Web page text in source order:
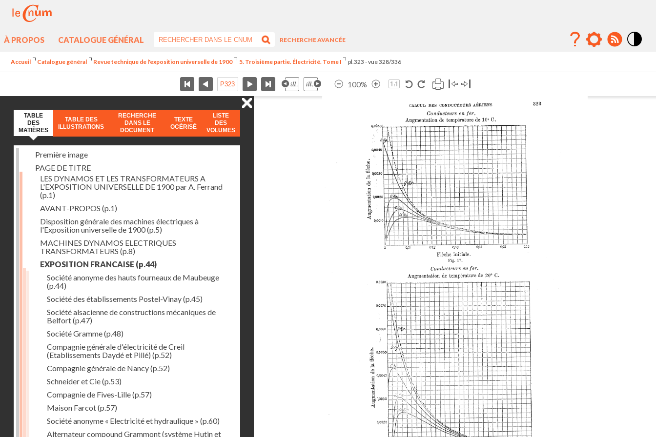
À PROPOS CATALOGUE GÉNÉRAL
RECHERCHE AVANCÉE
Accueil Catalogue général Revue technique de l'exposition universelle de 1900 5. Troisième partie. Électricité. Tome I pl.323 - vue 328/336
100%
TABLE
DES
MATIÈRES
TABLE DES
ILLUSTRATIONS
RECHERCHE
DANS LE
DOCUMENT
TEXTE
OCÉRISÉ
LISTE
DES
VOLUMES
Première image
PAGE DE TITRE
LES DYNAMOS ET LES TRANSFORMATEURS A
L'EXPOSITION UNIVERSELLE DE 1900 par A. Ferrand
(p.1)
AVANT-PROPOS (p.1)
Disposition générale des machines électriques à
l'Exposition universelle de 1900(p.5)
MACHINES DYNAMOS ELECTRIQUES
TRANSFORMATEURS (p.8)
EXPOSITION FRANCAISE (p.44)
Société anonyme des hauts fourneaux de Maubeuge
(p.44)
Société des établissements Postel-Vinay(p.45)
Société alsacienne de constructions mécaniques de
Belfort(p.47)
Société Gramme(p.48)
Compagnie générale d'électricité de Creil
(Etablissements Daydé et Pillé) (p.52)
Compagnie générale de Nancy(p.52)
Schneider et Cie(p.53)
Compagnie de Fives-Lille(p.57)
Maison Farcot(p.57)
Société anonyme « Electricité et hydraulique » (p.60)
Alternateur compound Grammont (système Hutin et